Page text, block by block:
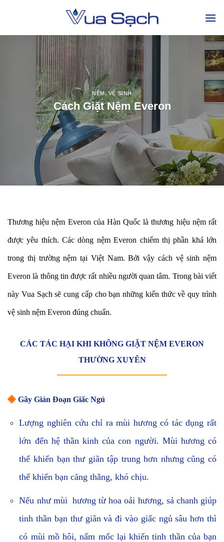
NỆM,VỆ SINH
Cách Giặt Nệm Everon
Thương hiệu nệm Everon của Hàn Quốc là thương hiệu nệm rất
được yêu thích. Các dòng nệm Everon chiếm thị phần khá lớn
trong thị trường nệm tại Việt Nam. Bởi vậy cách vệ sinh nệm
Everon là thông tin được rất nhiều người quan tâm. Trong bài viết
này Vua Sạch sẽ cung cấp cho bạn những kiến thức về quy trình
vệ sinh nệm Everon đúng chuẩn.
CÁC TÁC HẠI KHI KHÔNG GIẶT NỆM EVERON
THƯỜNG XUYÊN
◈ Gây Gián Đoạn Giấc Ngủ
Lượng nghiên cứu chỉ ra mùi hương có tác dụng rất
lớn đến hệ thần kinh của con người. Mùi hương có
thể khiến bạn thư giãn tập trung hơn nhưng cũng có
thể khiến bạn căng thẳng, khó chịu.
Nếu như mùi hương từ hoa oải hương, sả chanh giúp
tinh thần bạn thư giãn và đi vào giấc ngủ sâu hơn thì
có mùi mồ hôi, nấm mốc lại khiến tinh thần của bạn